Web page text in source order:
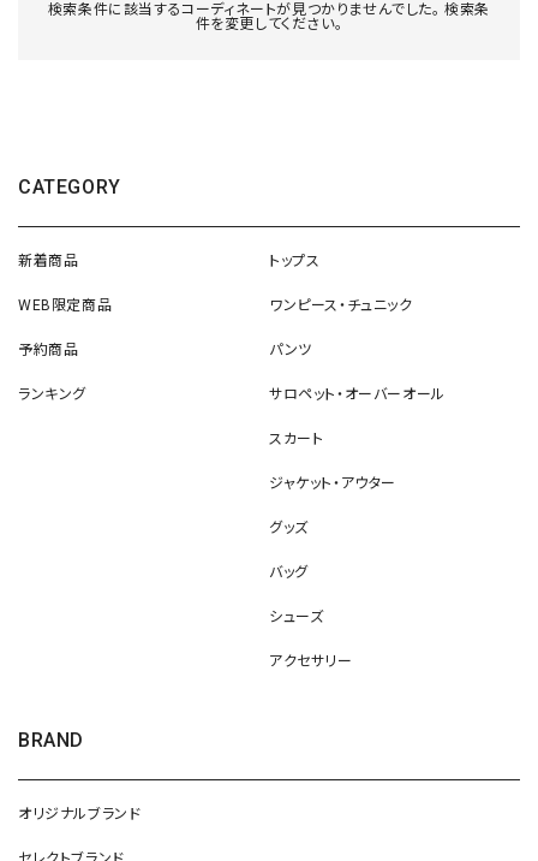
検索条件に該当するコーディネートが見つかりませんでした。 検索条
件を変更してください。
CATEGORY
新着商品
WEB限定商品
予約商品
ランキング
トップス
ワンピース・チュニック
パンツ
サロペット・オーバーオール
スカート
ジャケット・アウター
グッズ
バッグ
シューズ
アクセサリー
BRAND
オリジナルブランド